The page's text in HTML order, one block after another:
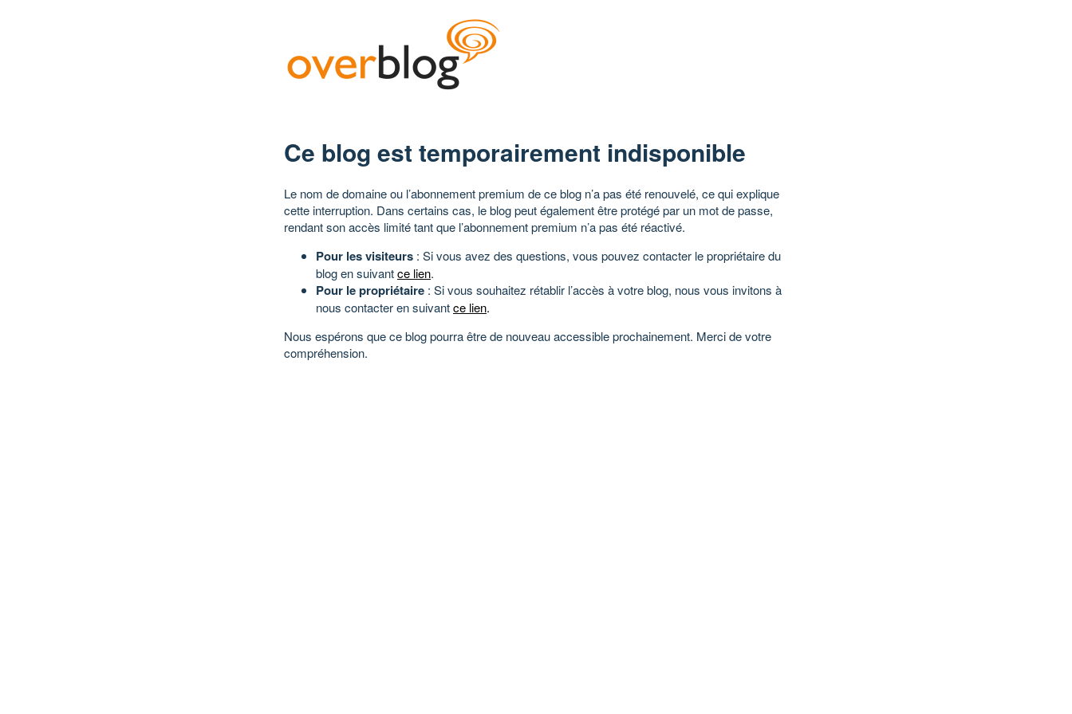
Ce blog est temporairement indisponible
Le nom de domaine ou l’abonnement premium de ce blog n’a pas été renouvelé, ce qui explique
cette interruption. Dans certains cas, le blog peut également être protégé par un mot de passe,
rendant son accès limité tant que l’abonnement premium n’a pas été réactivé.
Pour les visiteurs : Si vous avez des questions, vous pouvez contacter le propriétaire du
blog en suivantce lien.
Pour le propriétaire : Si vous souhaitez rétablir l’accès à votre blog, nous vous invitons à
nous contacter en suivantce lien.
Nous espérons que ce blog pourra être de nouveau accessible prochainement. Merci de votre
compréhension.